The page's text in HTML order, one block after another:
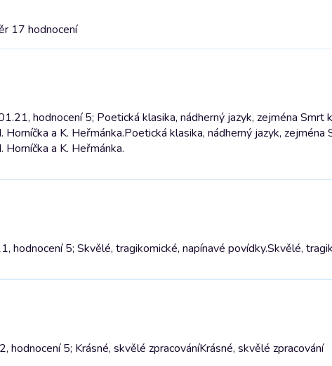
17 hodnocení
hodnocení 5; Poetická klasika, nádherný jazyk, zejména Smrt
a K. Heřmánka.Poetická klasika, nádherný jazyk, zejména
a K. Heřmánka.
hodnocení 5; Skvělé, tragikomické, napínavé povídky.Skvělé,
hodnocení 5; Krásné, skvělé zpracováníKrásné, skvělé zpracování